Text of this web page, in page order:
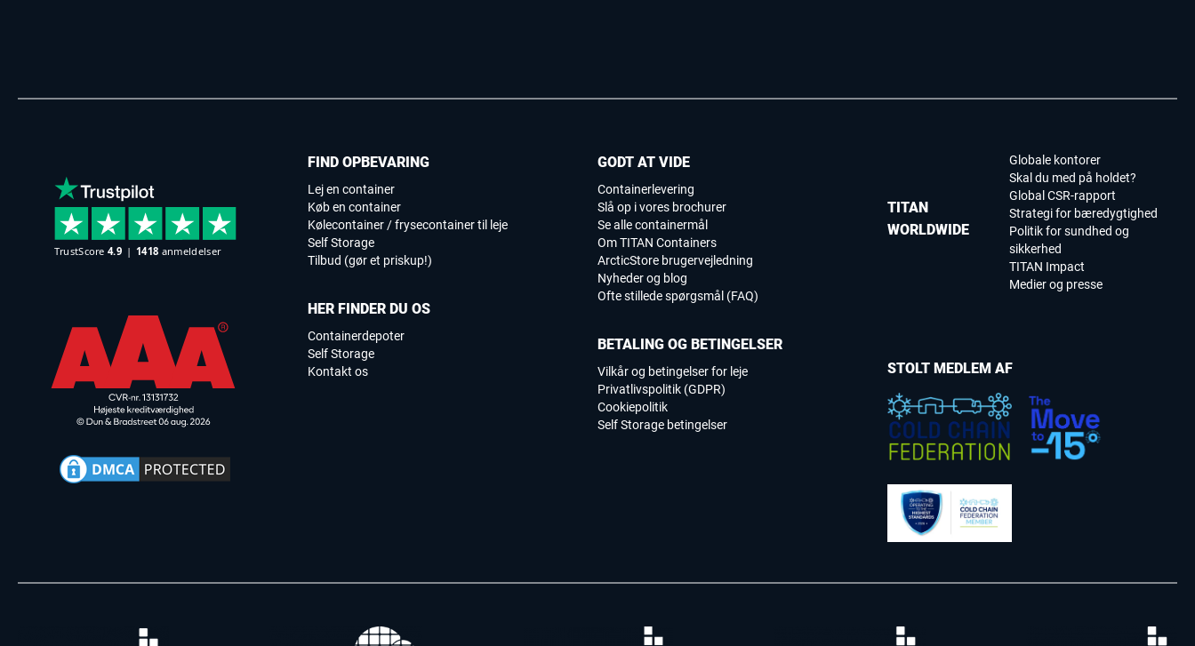
FIND OPBEVARING
Lej en container
Køb en container
Kølecontainer / frysecontainer til leje
Self Storage
Tilbud (gør et priskup!)
HER FINDER DU OS
Containerdepoter
Self Storage
Kontakt os
TITAN
WORLDWIDE
Globale kontorer
Skal du med på holdet?
Global CSR-rapport
Strategi for bæredygtighed
Politik for sundhed og
sikkerhed
TITAN Impact
Medier og presse
GODT AT VIDE
Containerlevering
Slå op i vores brochurer
Se alle containermål
Om TITAN Containers
ArcticStore brugervejledning
Nyheder og blog
Ofte stillede spørgsmål (FAQ)
BETALING OG BETINGELSER
Vilkår og betingelser for leje
Privatlivspolitik (GDPR)
Cookiepolitik
Self Storage betingelser
STOLT MEDLEM AF